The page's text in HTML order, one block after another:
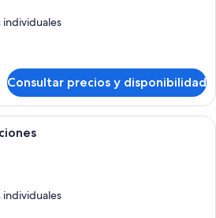
individuales
Consultar precios y disponibilidad
Tabla de planchar con plancha,
individuales